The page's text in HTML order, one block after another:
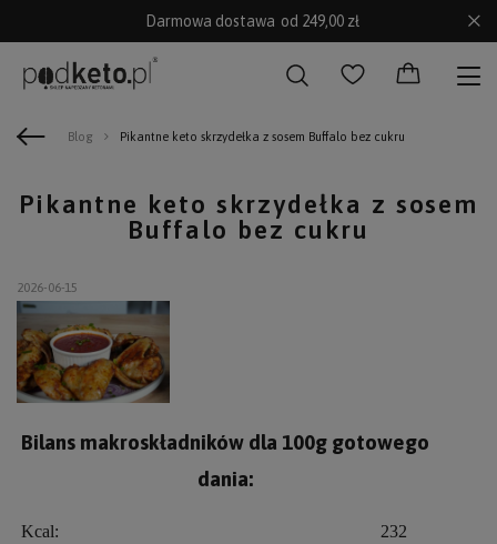
Darmowa dostawa od 249,00 zł
Blog Pikantne keto skrzydełka z sosem Buffalo bez cukru
Pikantne keto skrzydełka z sosem
Buffalo bez cukru
2026-06-15
Bilans makroskładników dla 100g gotowego
dania:
Kcal:
232